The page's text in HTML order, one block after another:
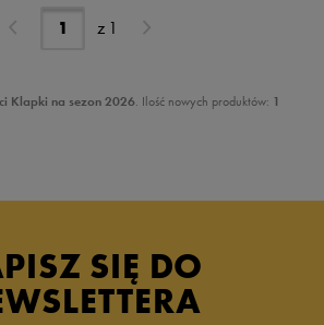
z 1
Klapki na sezon 2026. Ilość nowych produktów: 1
SIĘ DO